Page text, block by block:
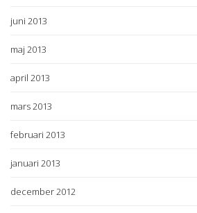
juni 2013
maj 2013
april 2013
mars 2013
februari 2013
januari 2013
december 2012